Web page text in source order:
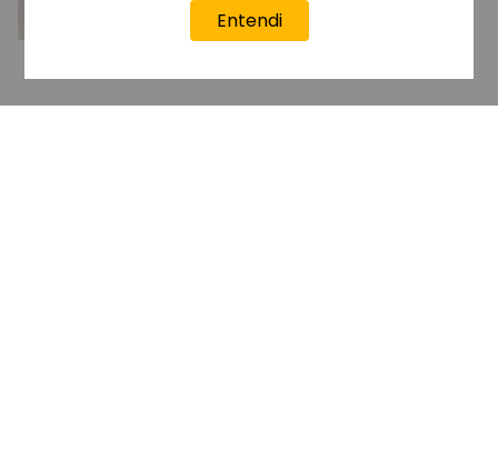
Entendi
INSTITUCIONAL